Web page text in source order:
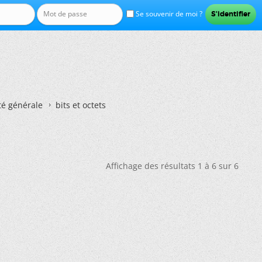
Se souvenir de moi ?
générale bits et octets
Affichage des résultats 1 à 6 sur 6